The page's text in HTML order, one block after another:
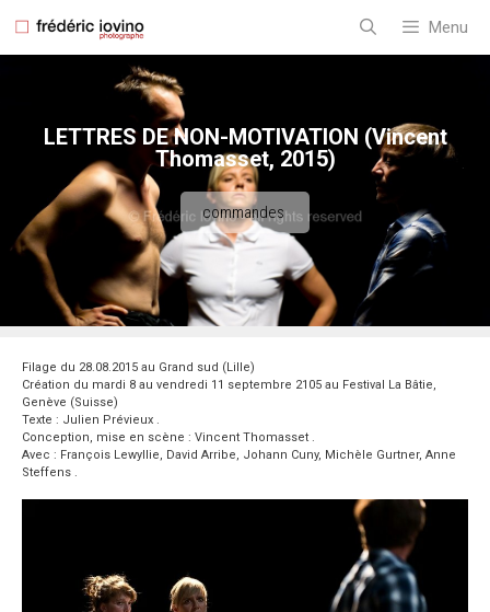
Menu
LETTRES DE NON-MOTIVATION (Vincent
Thomasset, 2015)
commandes
Filage du 28.08.2015 au Grand sud (Lille)
Création du mardi 8 au vendredi 11 septembre 2105 au Festival La Bâtie,
Genève (Suisse)
Texte : Julien Prévieux .
Conception, mise en scène : Vincent Thomasset .
Avec : François Lewyllie, David Arribe, Johann Cuny, Michèle Gurtner, Anne
Steffens .